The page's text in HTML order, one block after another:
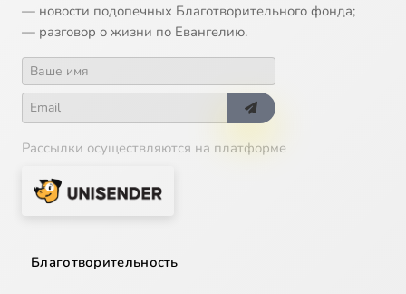
— новости подопечных Благотворительного фонда;
— разговор о жизни по Евангелию.
Рассылки осуществляются на платформе
Благотворительность